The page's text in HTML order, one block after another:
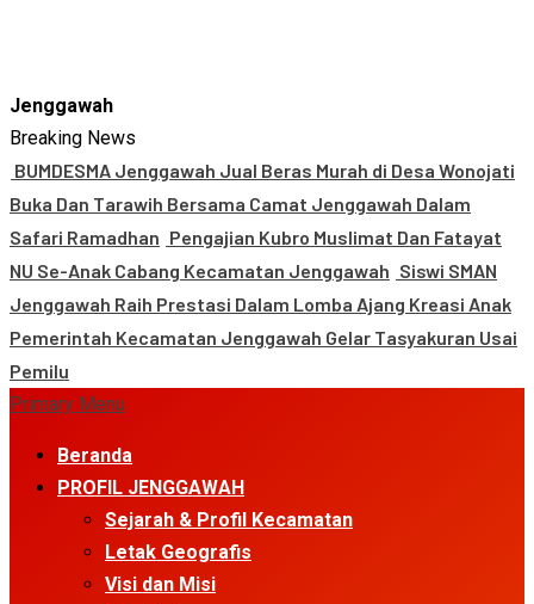
Jenggawah
Breaking News
BUMDESMA Jenggawah Jual Beras Murah di Desa Wonojati
Buka Dan Tarawih Bersama Camat Jenggawah Dalam
Safari Ramadhan Pengajian Kubro Muslimat Dan Fatayat
NU Se-Anak Cabang Kecamatan Jenggawah Siswi SMAN
Jenggawah Raih Prestasi Dalam Lomba Ajang Kreasi Anak
Pemerintah Kecamatan Jenggawah Gelar Tasyakuran Usai
Pemilu
Primary Menu
Beranda
PROFIL JENGGAWAH
Sejarah & Profil Kecamatan
Letak Geografis
Visi dan Misi